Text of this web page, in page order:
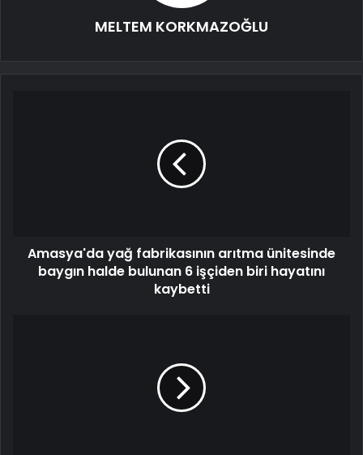
MELTEM KORKMAZOĞLU
Amasya'da yağ fabrikasının arıtma ünitesinde
baygın halde bulunan 6 işçiden biri hayatını
kaybetti